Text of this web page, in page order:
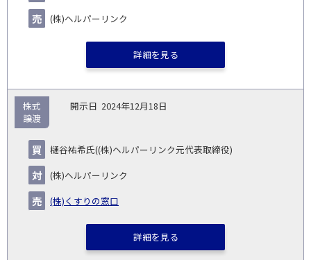
(株)ヘルパーリンク
詳細を見る
2024年12月18日
樋谷祐希氏((株)ヘルパーリンク元代表取締役)
(株)ヘルパーリンク
(株)くすりの窓口
株式
譲渡
詳細を見る